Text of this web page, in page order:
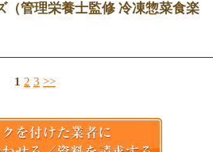
（管理栄養士監修 冷凍惣菜食楽
1 2 3 >>